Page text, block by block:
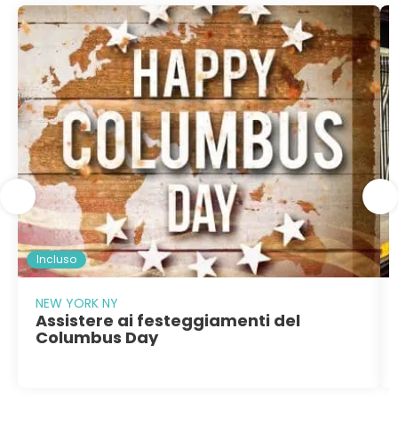
Incluso
NEW YORK NY
Assistere ai festeggiamenti del
Columbus Day